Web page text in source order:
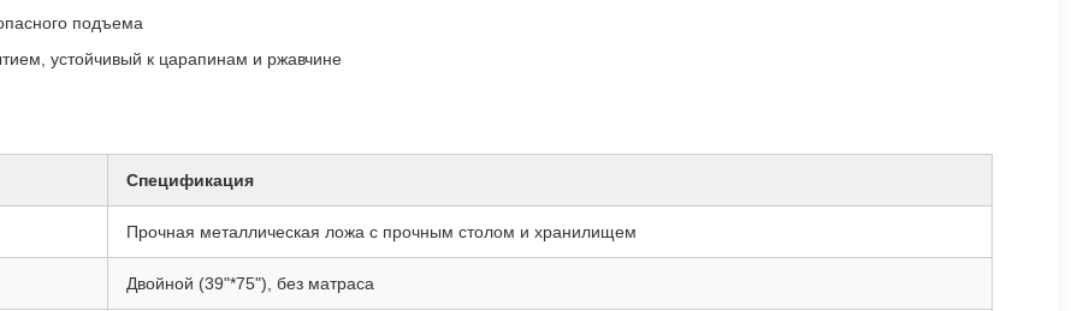
подъема
устойчивый к царапинам и ржавчине
Спецификация
Прочная металлическая ложа с прочным столом и хранилищем
Двойной (39"*75"), без матраса